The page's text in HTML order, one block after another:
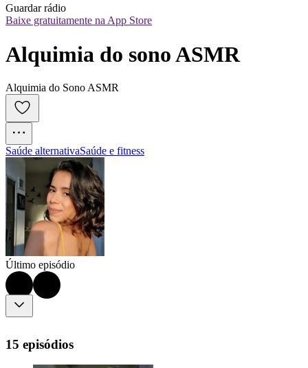
Guardar rádio
Baixe gratuitamente na App Store
Alquimia do sono ASMR
Alquimia do Sono ASMR
Saúde alternativaSaúde e fitness
Último episódio
15 episódios